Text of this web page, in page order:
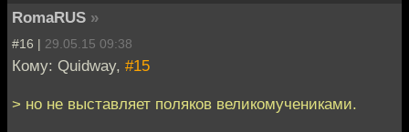
RomaRUS »
#16 | 29.05.15 09:38
Кому: Quidway, #15
> но не выставляет поляков великомучениками.